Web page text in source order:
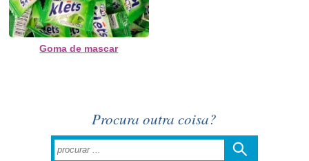
Goma de mascar
Procura outra coisa?